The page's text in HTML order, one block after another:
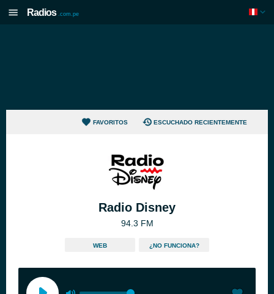
Radios .com.pe
FAVORITOS ESCUCHADO RECIENTEMENTE
Radio Disney
94.3 FM
WEB ¿NO FUNCIONA?